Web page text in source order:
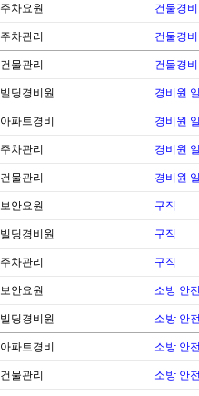
주차요원 건물경
주차관리 건물경
건물관리 건물경
빌딩경비원 경비원
아파트경비 경비원
주차관리 경비원
건물관리 경비원
보안요원 구직
빌딩경비원 구직
주차관리 구직
보안요원 소방 안
빌딩경비원 소방 안
아파트경비 소방 안
건물관리 소방 안